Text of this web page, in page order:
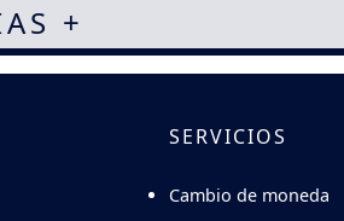
+
SERVICIOS
Cambio de moneda